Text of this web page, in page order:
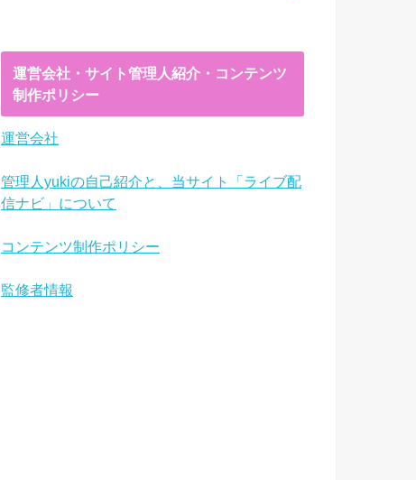
運営会社・サイト管理人紹介・コンテンツ
制作ポリシー
運営会社
管理人yukiの自己紹介と、当サイト「ライブ配
信ナビ」について
コンテンツ制作ポリシー
監修者情報